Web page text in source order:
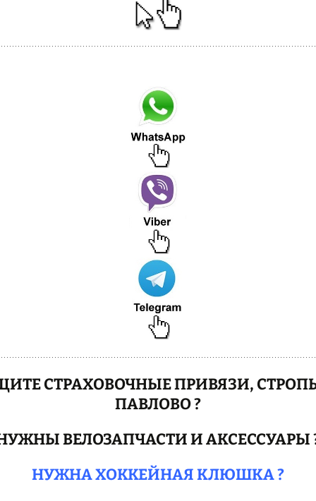
СТРАХОВОЧНЫЕ ПРИВЯЗИ,
ПАВЛОВО ?
ВЕЛОЗАПЧАСТИ И АКСЕССУАРЫ
НУЖНА ХОККЕЙНАЯ КЛЮШКА ?